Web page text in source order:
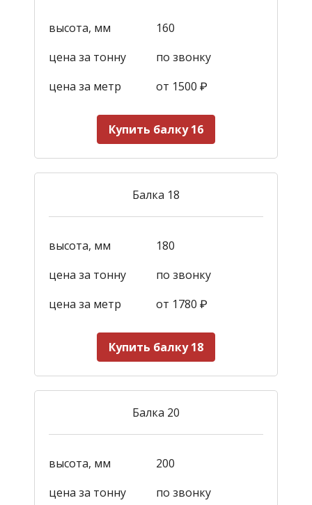
высота, мм
160
цена за тонну
по звонку
цена за метр
от 1500 ₽
Купить балку 16
Балка 18
высота, мм
180
цена за тонну
по звонку
цена за метр
от 1780 ₽
Купить балку 18
Балка 20
высота, мм
200
цена за тонну
по звонку